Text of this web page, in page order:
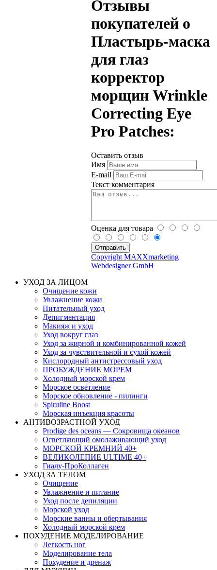
Отзывы
покупателей о
Пластырь-маска
для глаз
корректор
морщин Wrinkle
Correcting Eye
Pro Patches:
Оставить отзыв
Имя
E-mail
Текст комментария
Оценка для товара
Copyright MAXXmarketing
Webdesigner GmbH
УХОД ЗА ЛИЦОМ
Очищение кожи
Увлажнение кожи
Питательный уход
Депигментация
Макияж и уход
Уход вокруг глаз
Уход за жирной и комбинированной кожей
Уход за чувствительной и сухой кожей
Кислородный антистрессовый уход
ПРОБУЖДЕНИЕ МОРЕМ
Холодный морской крем
Морское осветление
Морское обновление - пилинги
Spiruline Boost
Морская инъекция красоты
АНТИВОЗРАСТНОЙ УХОД
Prodige des oceans — Сокровища океанов
Осветляющий омолаживающий уход
МОРСКОЙ КРЕМНИЙ 40+
ВЕЛИКОЛЕПИЕ ULTIME 40+
Гиалу-ПроКоллаген
УХОД ЗА ТЕЛОМ
Очищение
Увлажнение и питание
Уход после депиляции
Морской уход
Морские ванны и обертывания
Холодный морской крем
ПОХУДЕНИЕ МОДЕЛИРОВАНИЕ
Легкость ног
Моделирование тела
Похудение и дренаж